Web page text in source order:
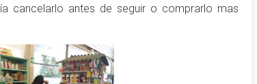
cancelarlo antes de seguir o comprarlo mas